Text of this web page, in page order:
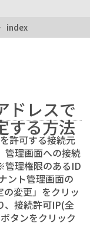
index
ドレスで
する方法
許可する接続元
管理画面への接続
管理権限のあるID
ント管理画面の
変更」をクリッ
、接続許可IP(全
タンをクリック